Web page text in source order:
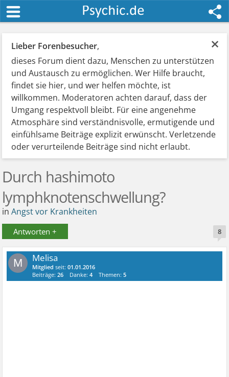
×
Lieber Forenbesucher,
dieses Forum dient dazu, Menschen zu unterstützen
und Austausch zu ermöglichen. Wer Hilfe braucht,
findet sie hier, und wer helfen möchte, ist
willkommen. Moderatoren achten darauf, dass der
Umgang respektvoll bleibt. Für eine angenehme
Atmosphäre sind verständnisvolle, ermutigende und
einfühlsame Beiträge explizit erwünscht. Verletzende
oder verurteilende Beiträge sind nicht erlaubt.
Durch hashimoto
lymphknotenschwellung?
inAngst vor Krankheiten
Antworten + 8
M Melisa
Mitglied seit:01.01.2016
Beiträge:26 Danke:4 Themen:5